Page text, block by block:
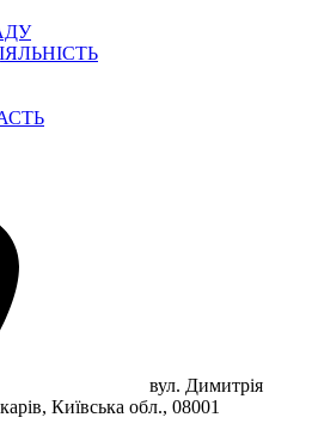
вул. Димитрія
Київська обл., 08001